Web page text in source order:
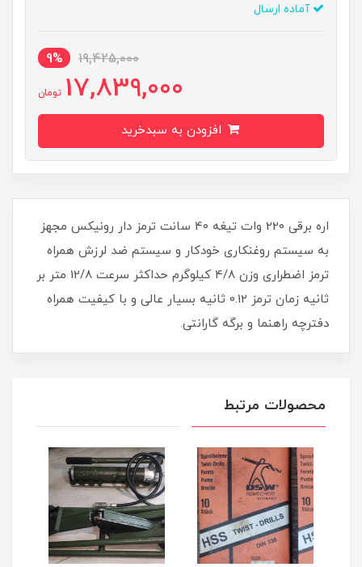
آماده ارسال
19,425,000
9%
17,839,000 تومان
اره برقی 220 وات تیغه 40 سانت ترمز دار رونیکس مجهز
به سیستم روغنکاری خودکار و سیستم ضد لرزش همراه
ترمز اضطراری وزن 4/8 کیلوگرم حداکثر سرعت 12/8 متر بر
ثانیه زمان ترمز 0.12 ثانیه بسیار عالی و با کیفیت همراه
دفترچه راهنما و برگه گارانتی.
محصولات مرتبط